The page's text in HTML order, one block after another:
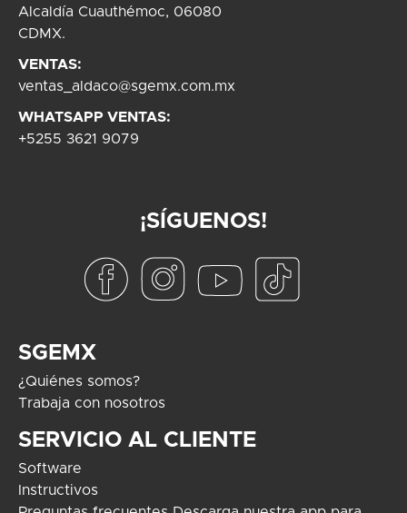
Alcaldía Cuauthémoc, 06080
CDMX.
VENTAS:
ventas_aldaco@sgemx.com.mx
WHATSAPP VENTAS:
+5255 3621 9079
¡SÍGUENOS!
SGEMX
¿Quiénes somos?
Trabaja con nosotros
SERVICIO AL CLIENTE
Software
Instructivos